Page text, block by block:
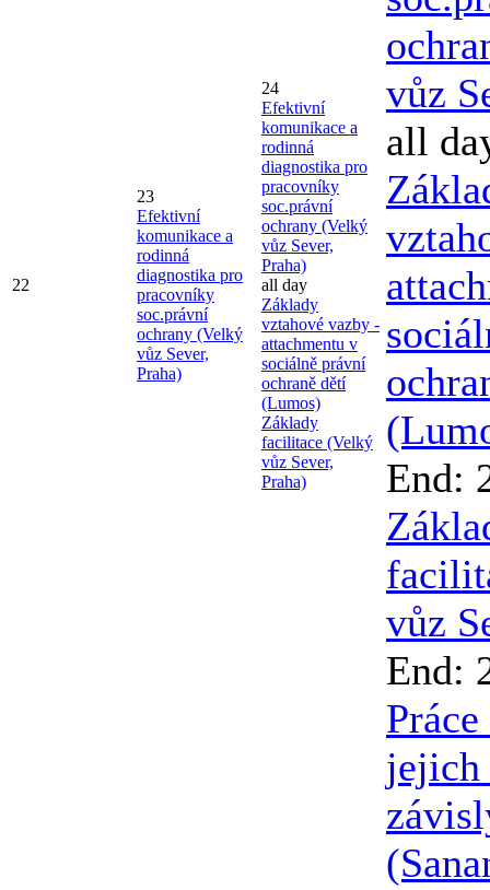
22
23
Efektivní
komunikace a
rodinná
diagnostika pro
pracovníky
soc.právní
ochrany (Velký
vůz Sever,
Praha)
24
Efektivní
komunikace a
rodinná
diagnostika pro
pracovníky
soc.právní
ochrany (Velký
vůz Sever,
Praha)
all day
Základy
vztahové vazby -
attachmentu v
sociálně právní
ochraně dětí
(Lumos)
Základy
facilitace (Velký
vůz Sever,
Praha)
vůz
all
End:
vůz
End:
jejich